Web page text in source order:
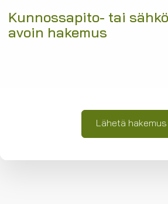
Kunnossapito- tai
avoin hakemus